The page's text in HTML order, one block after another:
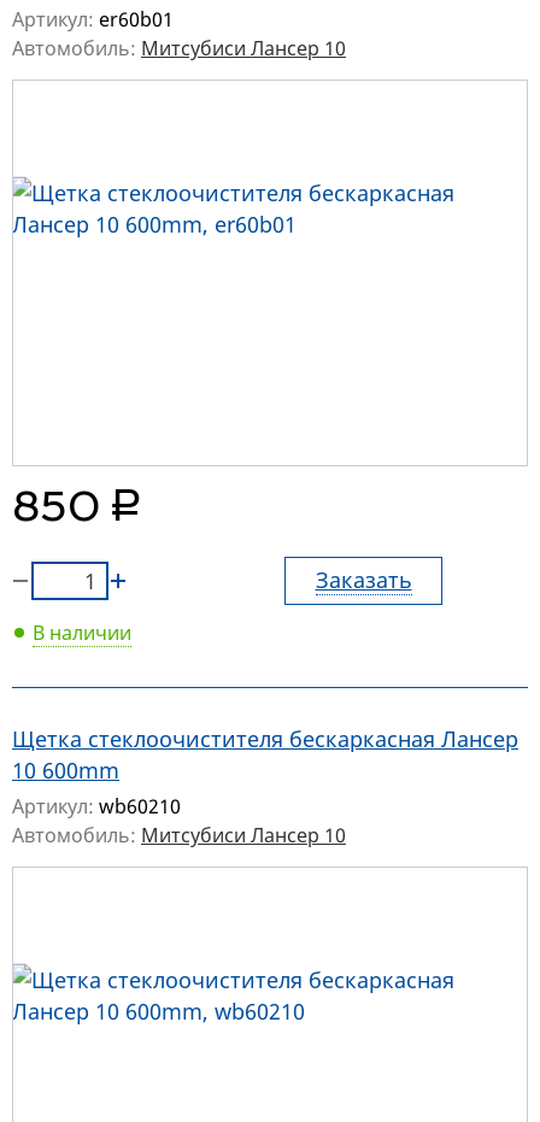
Артикул: er60b01
Автомобиль: Митсубиси Лансер 10
850 руб.
Заказать
В наличии
Щетка стеклоочистителя бескаркасная Лансер
10 600mm
Артикул: wb60210
Автомобиль: Митсубиси Лансер 10